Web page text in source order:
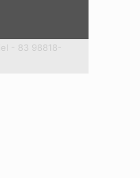
- 83 98818-